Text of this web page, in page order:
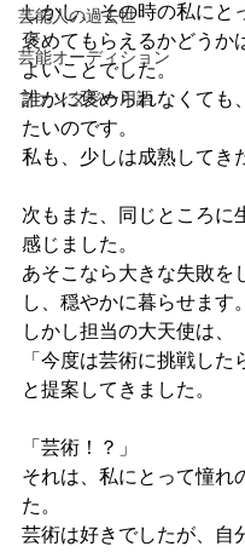
芸能人の過去世
芸能オーディション
ファンタジー用語
しかし、その時の私にと
褒めてもらえるかどうか
よいことでした。
誰かに褒められなくても
たいのです。
私も、少しは成熟してき
次もまた、同じところに
感じました。
あそこなら大きな失敗を
し、穏やかに暮らせます。
しかし担当の大天使は、
「今度は芸術に挑戦した
と提案してきました。
「芸術！？」
それは、私にとって憧れ
た。
芸術は好きでしたが、自